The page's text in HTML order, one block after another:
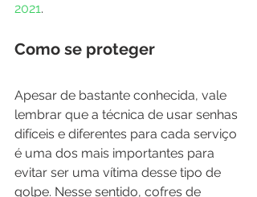
2021.
Como se proteger
Apesar de bastante conhecida, vale
lembrar que a técnica de usar senhas
difíceis e diferentes para cada serviço
é uma dos mais importantes para
evitar ser uma vítima desse tipo de
golpe. Nesse sentido, cofres de